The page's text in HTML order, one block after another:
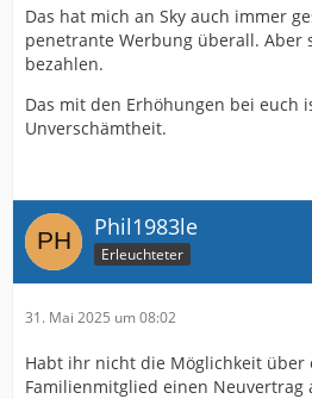
Das hat mich an Sky auch immer
penetrante Werbung überall. Aber
bezahlen.
Das mit den Erhöhungen bei euch
Unverschämtheit.
Phil1983le
Erleuchteter
31. Mai 2025 um 08:02
Habt ihr nicht die Möglichkeit über
Familienmitglied einen Neuvertrag